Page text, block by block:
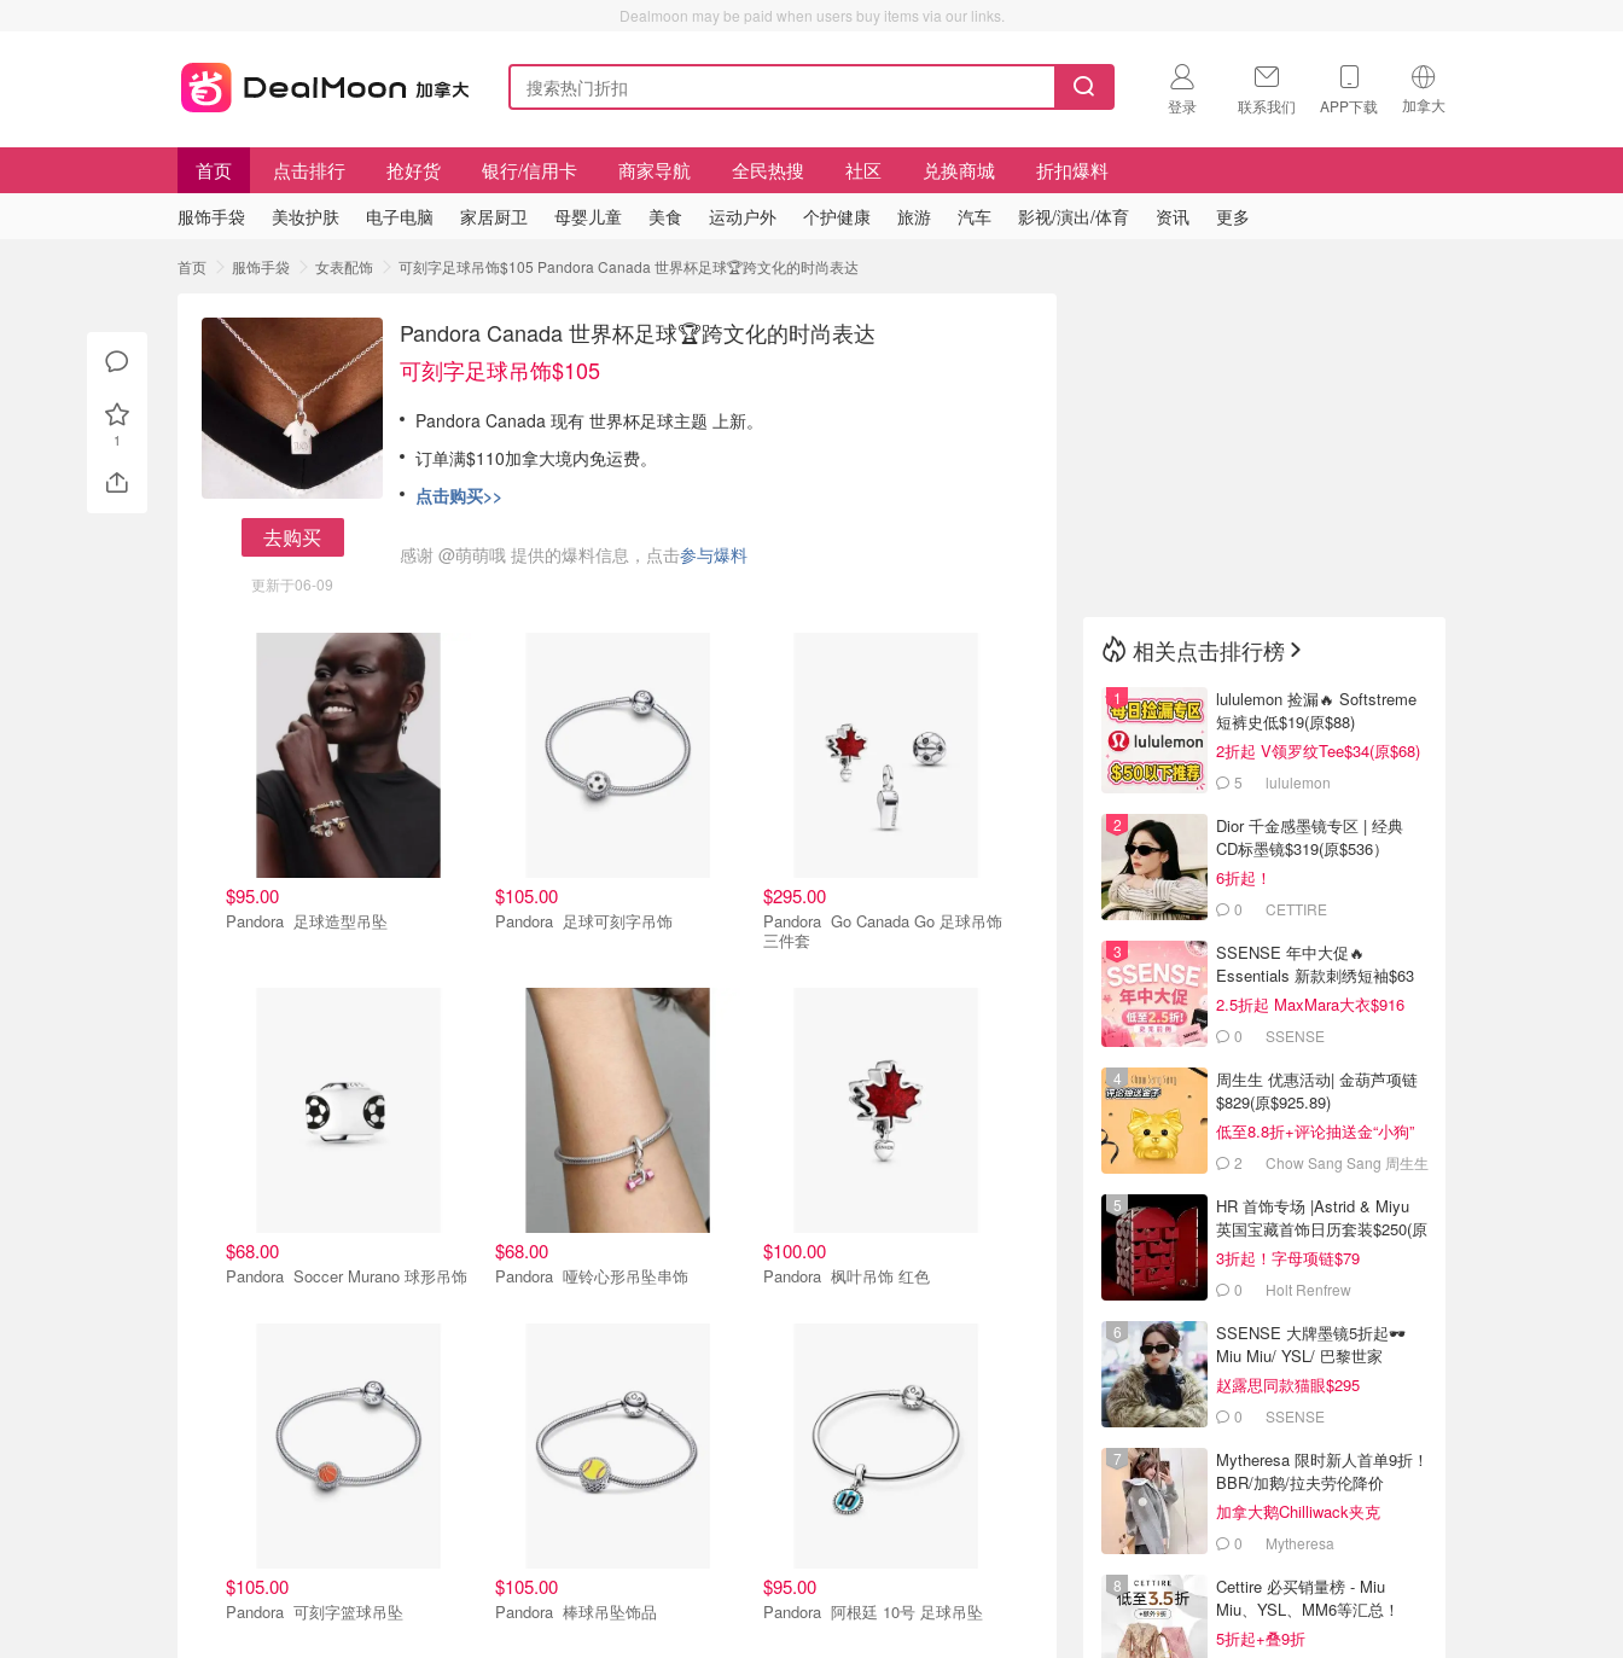
Dealmoon may be paid when users buy items via our links.
登录 联系我们 APP下载 加拿大
🇺🇸
首页 点击排行 抢好货 银行/信用卡 商家导航 全民热搜 社区 兑换商城 折扣爆料
服饰手袋 美妆护肤 电子电脑 家居厨卫 母婴儿童 美食 运动户外 个护健康 旅游 汽车 影视/演出/体育 资讯 更多
首页 服饰手袋 女表配饰 可刻字足球吊饰$105 Pandora Canada 世界杯足球🏆跨文化的时尚表达
去购买
更新于06-09
Pandora Canada 世界杯足球🏆跨文化的时尚表达
可刻字足球吊饰$105
Pandora Canada 现有 世界杯足球主题 上新。
订单满$110加拿大境内免运费。
点击购买>>
感谢 @萌萌哦 提供的爆料信息，点击参与爆料
$95.00
Pandora 足球造型吊坠
$105.00
Pandora 足球可刻字吊饰
$295.00
Pandora Go Canada Go 足球吊饰
三件套
$68.00
Pandora Soccer Murano 球形吊饰
$68.00
Pandora 哑铃心形吊坠串饰
$100.00
Pandora 枫叶吊饰 红色
$105.00
Pandora 可刻字篮球吊坠
$105.00
Pandora 棒球吊坠饰品
$95.00
Pandora 阿根廷 10号 足球吊坠
1
相关点击排行榜
lululemon 捡漏🔥 Softstreme
短裤史低$19(原$88)
2折起 V领罗纹Tee$34(原$68)
5 lululemon
Dior 千金感墨镜专区 | 经典
CD标墨镜$319(原$536）
6折起！
0 CETTIRE
SSENSE 年中大促🔥
Essentials 新款刺绣短袖$63
2.5折起 MaxMara大衣$916
(原$2130)
0 SSENSE
周生生 优惠活动| 金葫芦项链
$829(原$925.89)
低至8.8折+评论抽送金“小狗”
2 Chow Sang Sang 周生生
HR 首饰专场 |Astrid & Miyu
英国宝藏首饰日历套装$250(原
$835)
3折起！字母项链$79
0 Holt Renfrew
SSENSE 大牌墨镜5折起🕶️
Miu Miu/ YSL/ 巴黎世家
赵露思同款猫眼$295
0 SSENSE
Mytheresa 限时新人首单9折！
BBR/加鹅/拉夫劳伦降价
加拿大鹅Chilliwack夹克
$715(官网$795）
0 Mytheresa
Cettire 必买销量榜 - Miu
Miu、YSL、MM6等汇总！
5折起+叠9折